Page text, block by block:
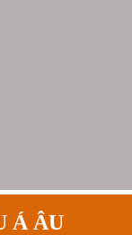
Á ÂU